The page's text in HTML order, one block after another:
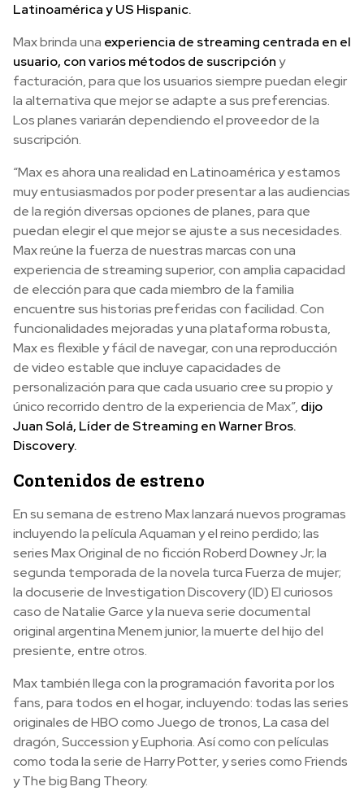
Latinoamérica y US Hispanic.
Max brinda una experiencia de streaming centrada en el
usuario, con varios métodos de suscripcióny
facturación, para que los usuarios siempre puedan elegir
la alternativa que mejor se adapte a sus preferencias.
Los planes variarán dependiendo el proveedor de la
suscripción.
“Max es ahora una realidad en Latinoamérica y estamos
muy entusiasmados por poder presentar a las audiencias
de la región diversas opciones de planes, para que
puedan elegir el que mejor se ajuste a sus necesidades.
Max reúne la fuerza de nuestras marcas con una
experiencia de streaming superior, con amplia capacidad
de elección para que cada miembro de la familia
encuentre sus historias preferidas con facilidad. Con
funcionalidades mejoradas y una plataforma robusta,
Max es flexible y fácil de navegar, con una reproducción
de video estable que incluye capacidades de
personalización para que cada usuario cree su propio y
único recorrido dentro de la experiencia de Max”, dijo
Juan Solá, Líder de Streaming en Warner Bros.
Discovery.
Contenidos de estreno
En su semana de estreno Max lanzará nuevos programas
incluyendo la película Aquaman y el reino perdido; las
series Max Original de no ficción Roberd Downey Jr; la
segunda temporada de la novela turca Fuerza de mujer;
la docuserie de Investigation Discovery (ID) El curiosos
caso de Natalie Garce y la nueva serie documental
original argentina Menem junior, la muerte del hijo del
presiente, entre otros.
Max también llega con la programación favorita por los
fans, para todos en el hogar, incluyendo: todas las series
originales de HBO como Juego de tronos, La casa del
dragón, Succession y Euphoria. Así como con películas
como toda la serie de Harry Potter, y series como Friends
y The big Bang Theory.